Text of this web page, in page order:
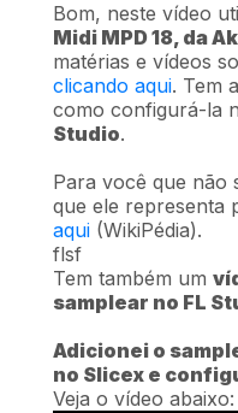
Bom, neste vídeo
Midi MPD 18, da
matérias e vídeos
clicando aqui. Tem
como configurá-la
Studio.
Para você que não
que ele representa
aqui (WikiPédia).
flsf
Tem também um
samplear no FL
Adicionei o
no Slicex e
Veja o vídeo abaixo: